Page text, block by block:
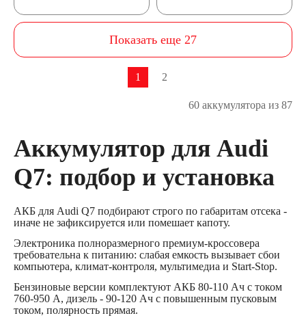
Показать еще 27
1 2
60 аккумулятора из 87
Аккумулятор для Audi
Q7: подбор и установка
АКБ для Audi Q7 подбирают строго по габаритам отсека -
иначе не зафиксируется или помешает капоту.
Электроника полноразмерного премиум-кроссовера
требовательна к питанию: слабая емкость вызывает сбои
компьютера, климат-контроля, мультимедиа и Start-Stop.
Бензиновые версии комплектуют АКБ 80-110 Ач с током
760-950 A, дизель - 90-120 Ач с повышенным пусковым
током, полярность прямая.